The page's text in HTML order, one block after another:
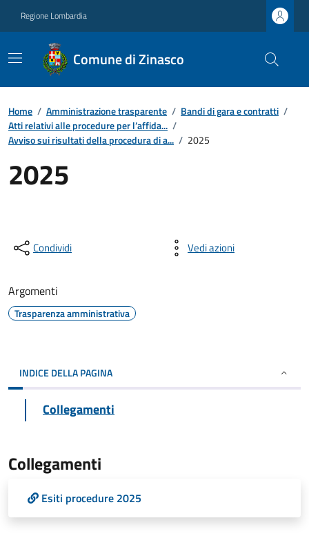
Regione Lombardia
Comune di Zinasco
Home / Amministrazione trasparente / Bandi di gara e contratti /
Atti relativi alle procedure per l’affida... /
Avviso sui risultati della procedura di a... / 2025
2025
Condividi Vedi azioni
Argomenti
Trasparenza amministrativa
INDICE DELLA PAGINA
Collegamenti
Collegamenti
Esiti procedure 2025